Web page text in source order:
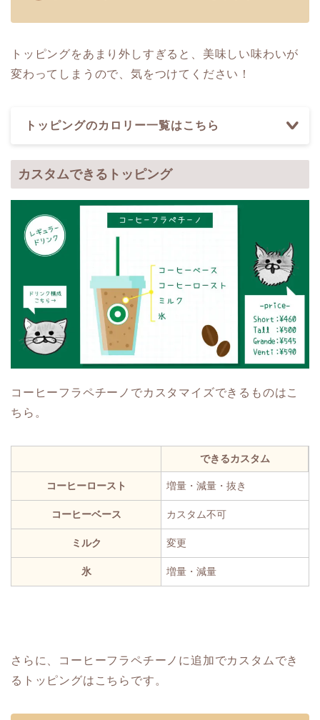
トッピングをあまり外しすぎると、美味しい味わいが
変わってしまうので、気をつけてください！
トッピングのカロリー一覧はこちら
カスタムできるトッピング
コーヒーフラペチーノでカスタマイズできるものはこ
ちら。
できるカスタム
コーヒーロースト 増量・減量・抜き
コーヒーベース カスタム不可
ミルク 変更
氷 増量・減量
さらに、コーヒーフラペチーノに追加でカスタムでき
るトッピングはこちらです。